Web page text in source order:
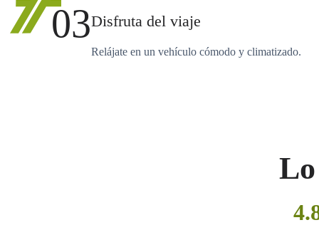
03Disfruta del viaje
Relájate en un vehículo cómodo y climatizado.